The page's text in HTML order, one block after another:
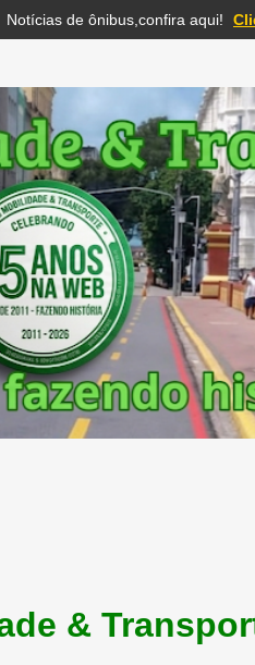
Pular para o conteúdo
Notícias de ônibus,confira aqui!
&